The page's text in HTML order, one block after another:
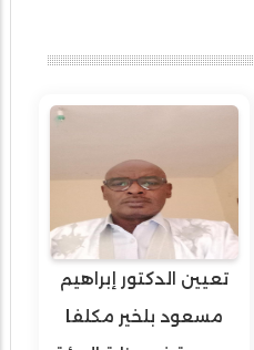
تعيين الدكتور إبراهيم
مسعود بلخير مكلفا